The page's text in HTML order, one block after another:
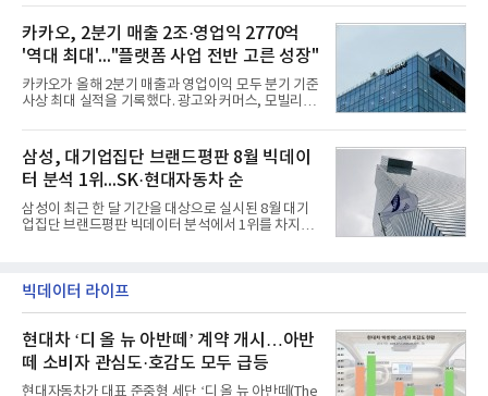
김승연, 이재현, 강호동, 김범수, 양종
용도가 떨어지는 재래식 무기를 새롭게 활용하는 방
안이 강구됐다. 또 핵심 구성품 국산화를 통해 수출상
의 제약을 해소하고자 노력했다. 이러한 LIG넥스원의
신기술 개발 성과가 집약된 무기체계가 바로 휴대용
지대공 유도무기 ‘신궁’이다.신궁은 이미 2009년 수
출을 위한 개량형 멀티런처 개발을 완료함으로써 기
능 다양화와 계열화 가능성을 선보인 바 있었다. 이번
부터 진행됐
카카오, 2분기 매출 2조·영업익 2770억
'역대 최대'..."플랫폼 사업 전반 고른 성장"
카카오가 올해 2분기 매출과 영업이익 모두 분기 기준
사상 최대 실적을 기록했다. 광고와 커머스, 모빌리
인했다.카카오는 6일 연결 기준 올해 2분기 매출 2조
985억원, 영업이익 2770억원을 기록했다고 밝혔다.
전년 동기 대비 매출은 9%, 영업이익은 36% 늘어난
수치다. 전년 동기 실적과 증가율은 카카오게임즈와
카카오헬스케어 관련 손익을 중단영업손익으로 반영
한 기준으로 산출됐다. 지난해 2분기 매출은 1조9175
억원, 영업이익은 2039억원이었다.플랫폼 부문 매출
매출은 6432억원
삼성, 대기업집단 브랜드평판 8월 빅데이
터 분석 1위...SK·현대자동차 순
삼성이 최근 한 달 기간을 대상으로 실시된 8월 대기
업집단 브랜드평판 빅데이터 분석에서 1위를 차지했
자 빅데이터 110,494,413건을 분석한 결과, 삼성이
(198,188,813건) 대비 44.25% 감소한 수치다.연구소
에 따르면 8월 대기업집단 브랜드평판 30위 순위는
삼성, SK, 현대자동차, 두산, LG, 한화, 쿠팡, GS, 네
이버, 농협, 신세계 순이었다.이어 미래에셋, 롯데, 현
빅데이터 라이프
현대차 ‘디 올 뉴 아반떼’ 계약 개시…아반
떼 소비자 관심도·호감도 모두 급등
현대자동차가 대표 준중형 세단 ‘디 올 뉴 아반떼(The